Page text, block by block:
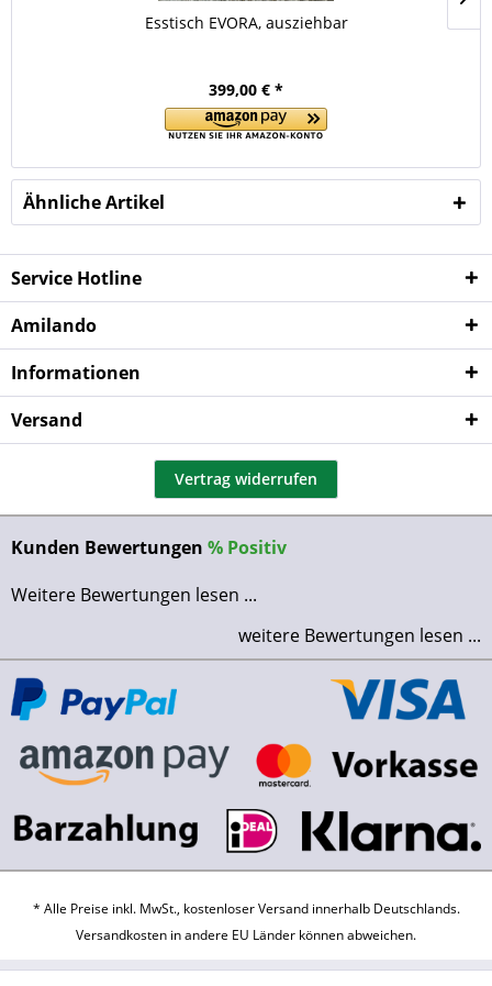
Esstisch EVORA, ausziehbar
399,00 € *
Ähnliche Artikel
Service Hotline
Amilando
Informationen
Versand
Vertrag widerrufen
Kunden Bewertungen % Positiv
Weitere Bewertungen lesen ...
weitere Bewertungen lesen ...
* Alle Preise inkl. MwSt., kostenloser Versand innerhalb Deutschlands.
Versandkosten in andere EU Länder können abweichen.